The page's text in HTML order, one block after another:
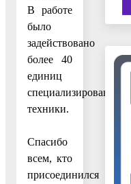
В работе
было
задействовано
более 40
единиц
специализированной
техники.
Спасибо
всем, кто
присоединился